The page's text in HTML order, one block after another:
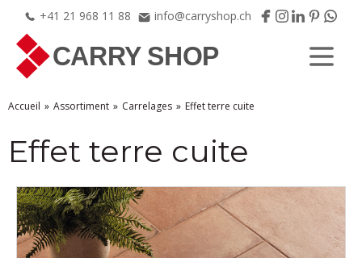
+41 21 968 11 88 info@carryshop.ch
Accueil Assortiment Carrelages Effet terre cuite
Effet terre cuite